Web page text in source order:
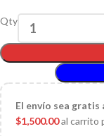
Qty
El envío sea gratis
$1,500.00al carrito